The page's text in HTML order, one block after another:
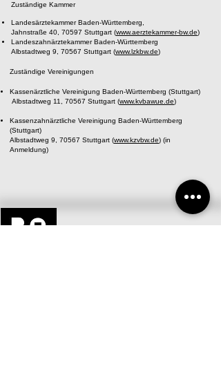
Zuständige Kammer
Landesärztekammer Baden-Württemberg,
Jahnstraße 40, 70597 Stuttgart (www.aerztekammer-bw.de)
Landeszahnärztekammer Baden-Württemberg
Albstadtweg 9, 70567 Stuttgart (www.lzkbw.de)
Zuständige Vereinigungen
Kassenärztliche Vereinigung Baden-Württemberg (Stuttgart)
Albstadtweg 11, 70567 Stuttgart (www.kvbawue.de)
Kassenzahnärztliche Vereinigung Baden-Württemberg
(Stuttgart)
Albstadtweg 9, 70567 Stuttgart (www.kzvbw.de) (in
Anmeldung)